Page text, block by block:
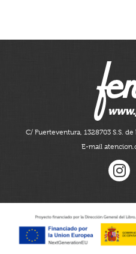
C/ Fuerteventura, 1328703 S.S.
E-mail